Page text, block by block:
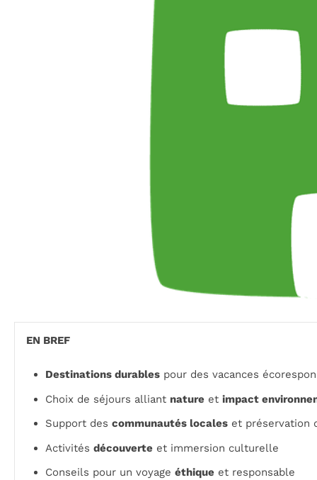
EN BREF
Destinations durables pour des vacances
Choix de séjours alliant nature et impact
Support des communautés locales et préservation
Activités découverte et immersion culturelle
Conseils pour un voyage éthique et responsable